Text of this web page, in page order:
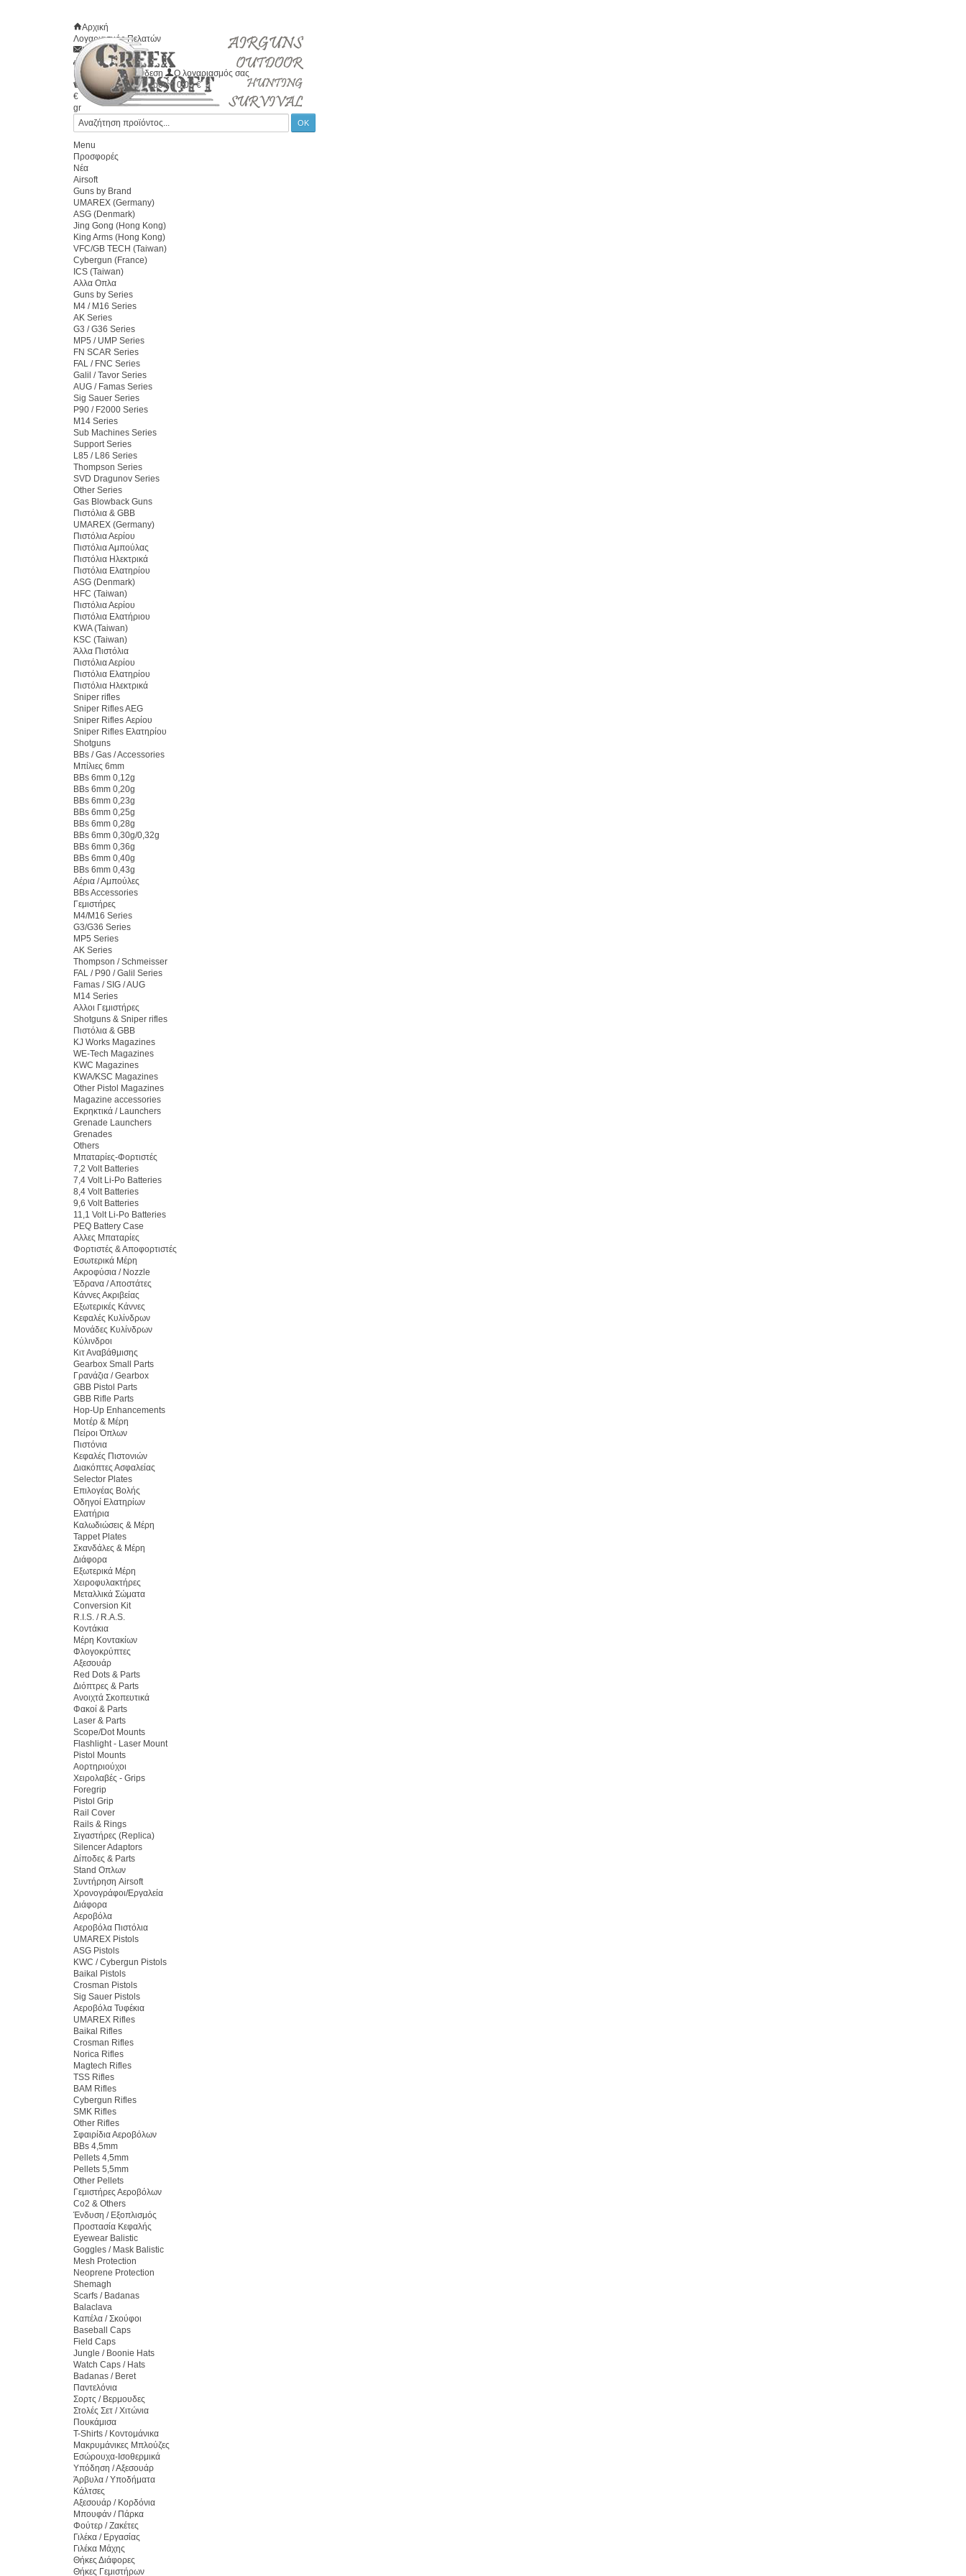
Αρχική
Λογαριασμός Πελατών
Επικοινωνία
Χάρτης
Καλώς ήλθατε Σύνδεση
Ο λογαριασμός σας
Το καλάθι σας 0προϊόν0.00 €
€
gr
Menu
Προσφορές
Νέα
Airsoft
Guns by Brand
UMAREX (Germany)
ASG (Denmark)
Jing Gong (Hong Kong)
King Arms (Hong Kong)
VFC/GB TECH (Taiwan)
Cybergun (France)
ICS (Taiwan)
Αλλα Οπλα
Guns by Series
M4 / M16 Series
AK Series
G3 / G36 Series
MP5 / UMP Series
FN SCAR Series
FAL / FNC Series
Galil / Tavor Series
AUG / Famas Series
Sig Sauer Series
P90 / F2000 Series
M14 Series
Sub Machines Series
Support Series
L85 / L86 Series
Thompson Series
SVD Dragunov Series
Other Series
Gas Blowback Guns
Πιστόλια & GBB
UMAREX (Germany)
Πιστόλια Αερίου
Πιστόλια Αμπούλας
Πιστόλια Ηλεκτρικά
Πιστόλια Ελατηρίου
ASG (Denmark)
HFC (Taiwan)
Πιστόλια Αερίου
Πιστόλια Ελατήριου
KWA (Taiwan)
KSC (Taiwan)
Άλλα Πιστόλια
Πιστόλια Αερίου
Πιστόλια Ελατηρίου
Πιστόλια Ηλεκτρικά
Sniper rifles
Sniper Rifles AEG
Sniper Rifles Αερίου
Sniper Rifles Ελατηρίου
Shotguns
BBs / Gas / Accessories
Μπίλιες 6mm
BBs 6mm 0,12g
BBs 6mm 0,20g
BBs 6mm 0,23g
BBs 6mm 0,25g
BBs 6mm 0,28g
BBs 6mm 0,30g/0,32g
BBs 6mm 0,36g
BBs 6mm 0,40g
BBs 6mm 0,43g
Αέρια / Αμπούλες
BBs Accessories
Γεμιστήρες
M4/M16 Series
G3/G36 Series
MP5 Series
AK Series
Thompson / Schmeisser
FAL / P90 / Galil Series
Famas / SIG / AUG
M14 Series
Αλλοι Γεμιστήρες
Shotguns & Sniper rifles
Πιστόλια & GBB
KJ Works Magazines
WE-Tech Magazines
KWC Magazines
KWA/KSC Magazines
Other Pistol Magazines
Magazine accessories
Εκρηκτικά / Launchers
Grenade Launchers
Grenades
Others
Μπαταρίες-Φορτιστές
7,2 Volt Batteries
7,4 Volt Li-Po Batteries
8,4 Volt Batteries
9,6 Volt Batteries
11,1 Volt Li-Po Batteries
PEQ Battery Case
Αλλες Μπαταρίες
Φορτιστές & Αποφορτιστές
Εσωτερικά Μέρη
Ακροφύσια / Nozzle
Έδρανα / Αποστάτες
Κάννες Ακριβείας
Εξωτερικές Κάννες
Κεφαλές Κυλίνδρων
Μονάδες Κυλίνδρων
Κύλινδροι
Κιτ Αναβάθμισης
Gearbox Small Parts
Γρανάζια / Gearbox
GBB Pistol Parts
GBB Rifle Parts
Hop-Up Enhancements
Μοτέρ & Μέρη
Πείροι Όπλων
Πιστόνια
Κεφαλές Πιστονιών
Διακόπτες Ασφαλείας
Selector Plates
Επιλογέας Βολής
Οδηγοί Ελατηρίων
Ελατήρια
Καλωδιώσεις & Μέρη
Tappet Plates
Σκανδάλες & Μέρη
Διάφορα
Εξωτερικά Μέρη
Χειροφυλακτήρες
Μεταλλικά Σώματα
Conversion Kit
R.I.S. / R.A.S.
Κοντάκια
Μέρη Κοντακίων
Φλογοκρύπτες
Αξεσουάρ
Red Dots & Parts
Διόπτρες & Parts
Ανοιχτά Σκοπευτικά
Φακοί & Parts
Laser & Parts
Scope/Dot Mounts
Flashlight - Laser Mount
Pistol Mounts
Αορτηριούχοι
Χειρολαβές - Grips
Foregrip
Pistol Grip
Rail Cover
Rails & Rings
Σιγαστήρες (Replica)
Silencer Adaptors
Δίποδες & Parts
Stand Οπλων
Συντήρηση Airsoft
Χρονογράφοι/Εργαλεία
Διάφορα
Αεροβόλα
Αεροβόλα Πιστόλια
UMAREX Pistols
ASG Pistols
KWC / Cybergun Pistols
Baikal Pistols
Crosman Pistols
Sig Sauer Pistols
Αεροβόλα Τυφέκια
UMAREX Rifles
Baikal Rifles
Crosman Rifles
Norica Rifles
Magtech Rifles
TSS Rifles
BAM Rifles
Cybergun Rifles
SMK Rifles
Other Rifles
Σφαιρίδια Αεροβόλων
BBs 4,5mm
Pellets 4,5mm
Pellets 5,5mm
Other Pellets
Γεμιστήρες Αεροβόλων
Co2 & Others
Ένδυση / Εξοπλισμός
Προστασία Κεφαλής
Eyewear Balistic
Goggles / Mask Balistic
Mesh Protection
Neoprene Protection
Shemagh
Scarfs / Badanas
Balaclava
Καπέλα / Σκούφοι
Baseball Caps
Field Caps
Jungle / Boonie Hats
Watch Caps / Hats
Badanas / Beret
Παντελόνια
Σορτς / Βερμουδες
Στολές Σετ / Χιτώνια
Πουκάμισα
T-Shirts / Κοντομάνικα
Μακρυμάνικες Μπλούζες
Εσώρουχα-Ισοθερμικά
Υπόδηση / Αξεσουάρ
Άρβυλα / Υποδήματα
Κάλτσες
Αξεσουάρ / Κορδόνια
Μπουφάν / Πάρκα
Φούτερ / Ζακέτες
Γιλέκα / Εργασίας
Γιλέκα Μάχης
Θήκες Διάφορες
Θήκες Γεμιστήρων